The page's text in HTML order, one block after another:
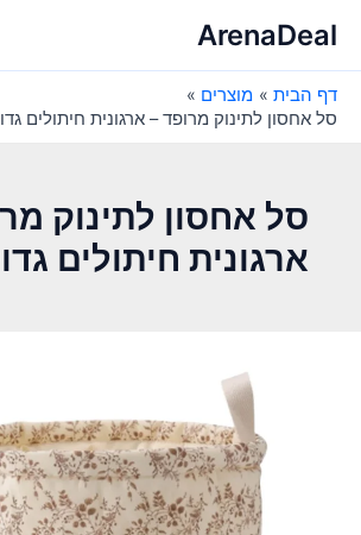
לתוכןArenaDeal
דף הבית
מוצרים
סל אחסון לתינוק מרופד – ארגונית חיתולים
סל אחסון לתינוק
ארגונית חיתולים